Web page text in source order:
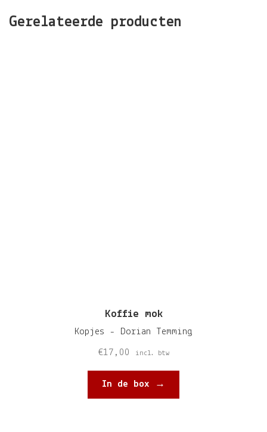
Gerelateerde producten
Koffie mok
Kopjes - Dorian Temming
€17,00 incl. btw
In de box →